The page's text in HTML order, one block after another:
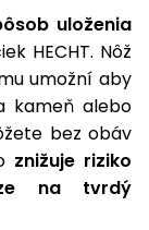
uloženia
HECHT. Nôž
umožní aby
kameň alebo
bez obáv
znižuje riziko
na tvrdý